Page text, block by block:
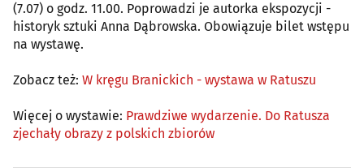
(7.07) o godz. 11.00. Poprowadzi je autorka ekspozycji -
historyk sztuki Anna Dąbrowska. Obowiązuje bilet wstępu
na wystawę.
Zobacz też: W kręgu Branickich - wystawa w Ratuszu
Więcej o wystawie: Prawdziwe wydarzenie. Do Ratusza
zjechały obrazy z polskich zbiorów